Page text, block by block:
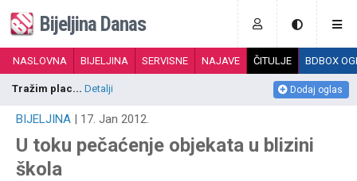
Bijeljina Danas
NASLOVNA BIJELJINA SERVISNE NAJAVE ČITULJE BDBOX
Dodaj oglas
Tražim plac... Detalji
BIJELJINA | 17. Jan 2012.
U toku pečaćenje objekata u blizini
škola